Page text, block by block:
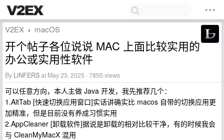
V2EX › macOS
开个帖子各位说说 MAC 上面比较实用的
办公或实用性软件
By LiNFERSat May 23, 2025 · 7855 views
可以任意方向，本人主做 Java 开发，我先推荐几个：
1.AltTab [快速切换应用窗口]实话讲确实比 macos 自带的切换应用更
加精准，但是目前没有养成习惯实用
2.AppCleaner [卸载软件]据说是卸载的相对比较干净，有的时候我会
与 CleanMyMacX 混用